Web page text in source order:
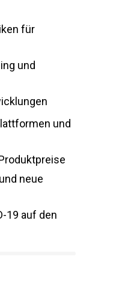
für
und
und
neue
auf den